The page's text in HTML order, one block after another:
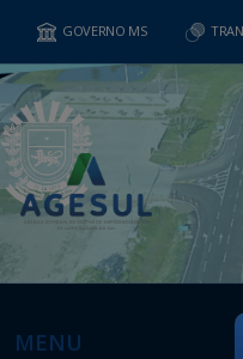
GOVERNO MS
MENU